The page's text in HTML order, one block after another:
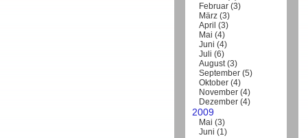
Februar (3)
März (3)
April (3)
Mai (4)
Juni (4)
Juli (6)
August(3)
September (5)
Oktober (4)
November (4)
Dezember (4)
2009
Mai (3)
Juni (1)